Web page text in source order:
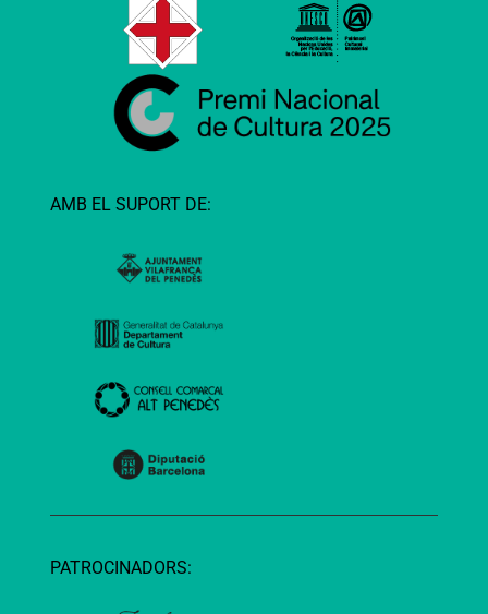
AMB EL SUPORT DE:
PATROCINADORS: